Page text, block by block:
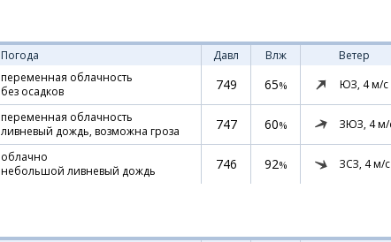
Погода Давл Влж
Ветер
переменная облачность
без осадков
749 65% ЮЗ, 4м/с
переменная облачность
ливневый дождь, возможна гроза
747 60% ЗЮЗ, 4м/
облачно
небольшой ливневый дождь
746 92% ЗСЗ, 4м/с